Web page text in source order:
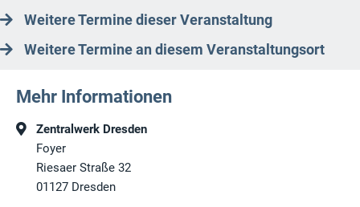
Weitere Termine dieser Veranstaltung
Weitere Termine an diesem Veranstaltungsort
Mehr Informationen
Zentralwerk Dresden
Foyer
Riesaer Straße 32
01127 Dresden